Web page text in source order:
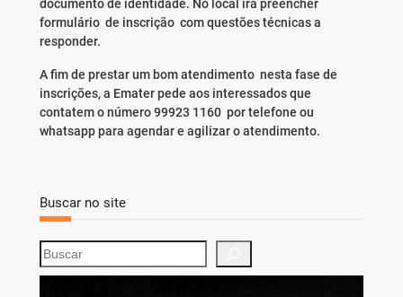
documento de identidade. No local irá preencher
formulário de inscrição com questões técnicas a
responder.
A fim de prestar um bom atendimento nesta fase de
inscrições, a Emater pede aos interessados que
contatem o número 99923 1160 por telefone ou
whatsapp para agendar e agilizar o atendimento.
Buscar no site
S
e